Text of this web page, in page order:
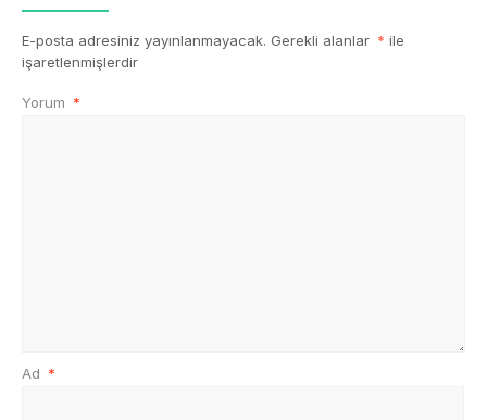
E-posta adresiniz yayınlanmayacak. Gerekli alanlar * ile
işaretlenmişlerdir
Yorum *
Ad *